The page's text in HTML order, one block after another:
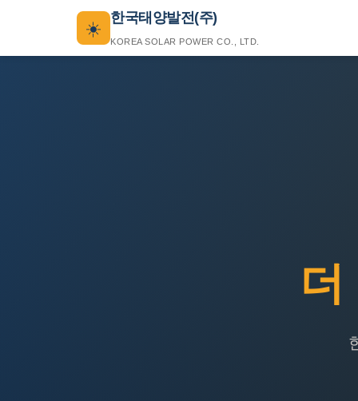
☀️
한국태양발전(주)
KOREA SOLAR POWER CO., LTD.
더